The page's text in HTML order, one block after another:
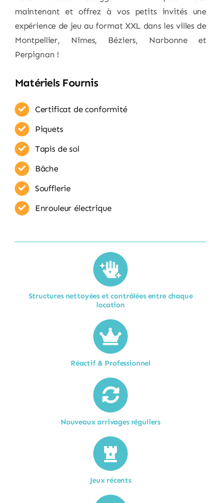
maintenant et offrez à vos petits invités une
expérience de jeu au format XXL dans les villes de
Montpellier, Nîmes, Béziers, Narbonne et
Perpignan !
Matériels Fournis
Certificat de conformité
Piquets
Tapis de sol
Bâche
Soufflerie
Enrouleur​ électrique
Structures nettoyées et contrôlées entre chaque
location​
Réactif & Professionnel
Nouveaux arrivages réguliers
Jeux récents